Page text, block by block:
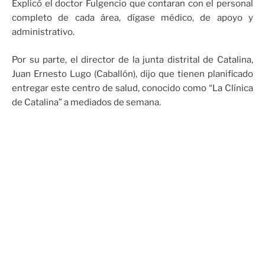
Explicó el doctor Fulgencio que contaran con el personal
completo de cada área, dígase médico, de apoyo y
administrativo.
Por su parte, el director de la junta distrital de Catalina,
Juan Ernesto Lugo (Caballón), dijo que tienen planificado
entregar este centro de salud, conocido como “La Clínica
de Catalina” a mediados de semana.